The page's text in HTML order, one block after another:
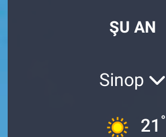
ŞU AN
Sinop
21 °